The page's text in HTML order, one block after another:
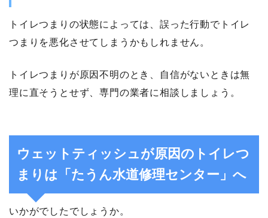
トイレつまりの状態によっては、誤った行動でトイレ
つまりを悪化させてしまうかもしれません。
トイレつまりが原因不明のとき、自信がないときは無
理に直そうとせず、専門の業者に相談しましょう。
ウェットティッシュが原因のトイレつ
まりは「たうん水道修理センター」へ
いかがでしたでしょうか。